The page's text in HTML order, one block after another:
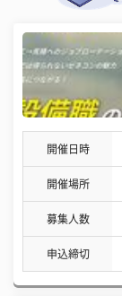
開催日時
開催場所
募集人数
申込締切